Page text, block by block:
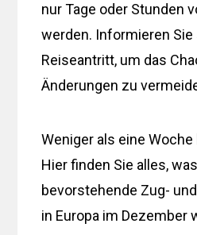
nur Tage oder Stunden
werden. Informieren Sie
Reiseantritt, um das
Änderungen zu
Weniger als eine
Hier finden Sie alles,
bevorstehende Zug-
in Europa im Dezember